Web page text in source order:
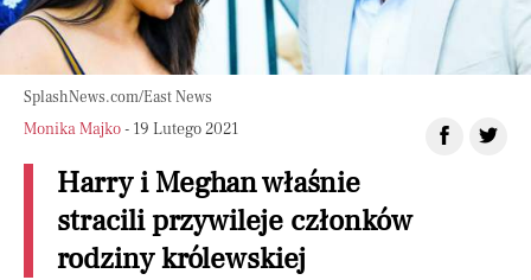
SplashNews.com/East News
Monika Majko- 19 Lutego 2021
Harry i Meghan właśnie
stracili przywileje członków
rodziny królewskiej